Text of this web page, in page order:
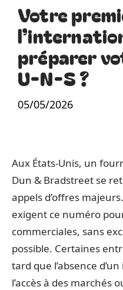
Votre
préparer
U-N-S ?
05/05/2026
Aux États-Unis, un
Dun & Bradstreet se
appels d’offres
exigent ce numéro
commerciales, sans
possible. Certaines
tard que l’absence
l’accès à des marchés